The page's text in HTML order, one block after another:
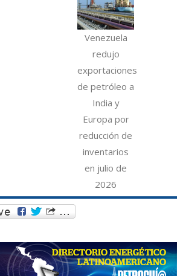
Venezuela
redujo
exportaciones
de petróleo a
India y
Europa por
reducción de
inventarios
en julio de
2026